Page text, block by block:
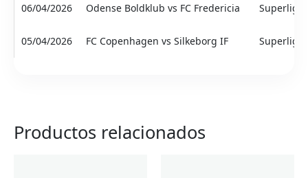
06/04/2026 Odense Boldklub vs FC Fredericia Superliga
05/04/2026 FC Copenhagen vs Silkeborg IF Superliga
Productos relacionados